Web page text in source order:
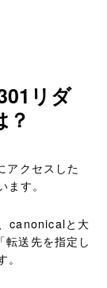
リダ
アクセスした
す。
canonicalと大
送先を指定し